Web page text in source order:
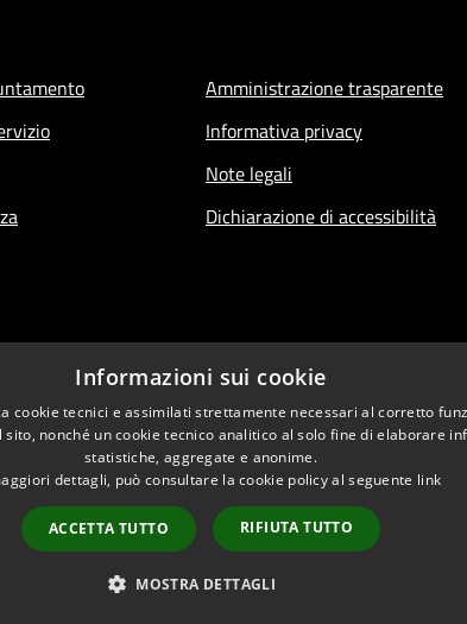
Amministrazione trasparente
Informativa privacy
Note legali
Dichiarazione di accessibilità
Copyright © 2026 •
Informazioni sui cookie
cookie tecnici e assimilati strettamente necessari al corretto
sito, nonché un cookie tecnico analitico al solo fine di elaborare
statistiche, aggregate e anonime.
dettagli, può consultare la cookie policy al seguente link
ACCETTA TUTTO RIFIUTA TUTTO
MOSTRA DETTAGLI